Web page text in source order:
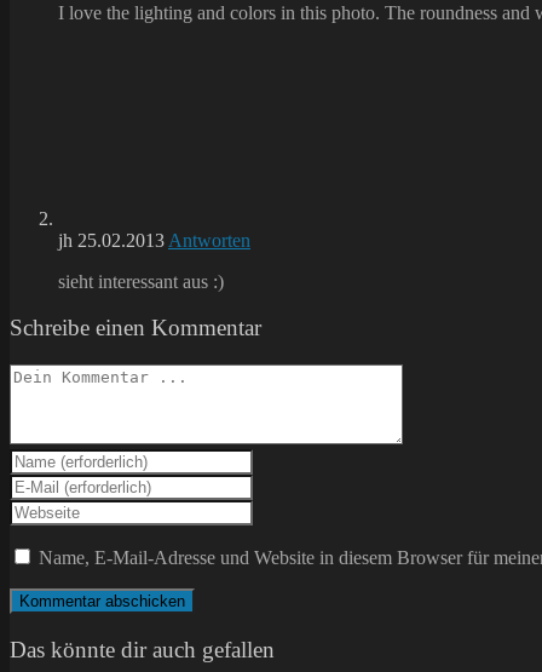
I love the lighting and colors in this photo. The roundness
jh 25.02.2013 Antworten
sieht interessant aus :)
Schreibe einen Kommentar
Kommentieren
Gib
deinen
Namen
oder
Benutzernamen
zum
Kommentieren
ein
Gib
deine
E-
Mail-
Adresse
zum
Kommentieren
Gib
deine
Website-
ein
(optional)
Name, E-Mail-Adresse und Website in diesem Browser für
Das könnte dir auch gefallen